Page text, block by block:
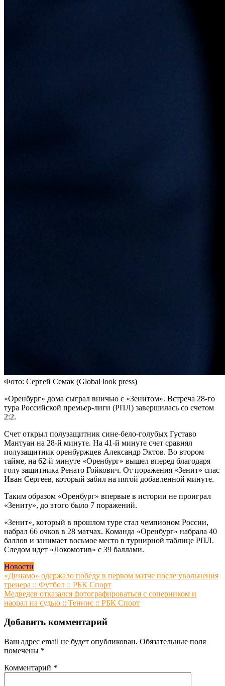
Фото: Сергей Семак (Global look press)
«Оренбург» дома сыграл вничью с «Зенитом». Встреча 28-го
тура Российской премьер-лиги (РПЛ) завершилась со счетом
2:2.
Счет открыл полузащитник сине-бело-голубых Густаво
Мантуан на 28-й минуте. На 41-й минуте счет сравнял
полузащитник оренбуржцев Александр Эктов. Во втором
тайме, на 62-й минуте «Оренбург» вышел вперед благодаря
голу защитника Ренато Гойкович. От поражения «Зенит» спас
Иван Сергеев, который забил на пятой добавленной минуте.
Таким образом «Оренбург» впервые в истории не проиграл
«Зениту», до этого было 7 поражений.
«Зенит», который в прошлом туре стал чемпионом России,
набрал 66 очков в 28 матчах. Команда «Оренбург» набрала 40
баллов и занимает восьмое место в турнирной таблице РПЛ.
Следом идет «Локомотив» с 39 баллами.
Новости
Навигация
по
записям
«Динамо» одержало победу в первом матче после увольнения
тренера :: Футбол :: РБК Спорт
Медведев отказался фотографироваться с соперником и
наорал на судью :: Теннис :: РБК Спорт
Добавить комментарий
Ваш адрес email не будет опубликован. Обязательные поля
помечены *
Комментарий *